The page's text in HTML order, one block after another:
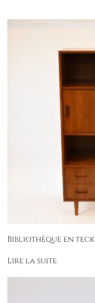
Bibliothèque en teck
Lire la suite